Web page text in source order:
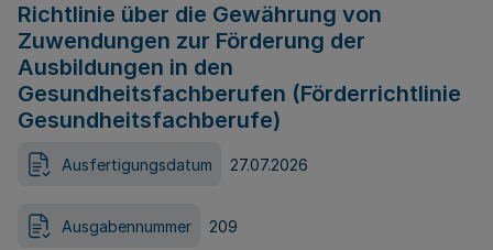
Richtlinie über die Gewährung von
Zuwendungen zur Förderung der
Ausbildungen in den
Gesundheitsfachberufen (Förderrichtlinie
Gesundheitsfachberufe)
Ausfertigungsdatum 27.07.2026
Ausgabennummer 209